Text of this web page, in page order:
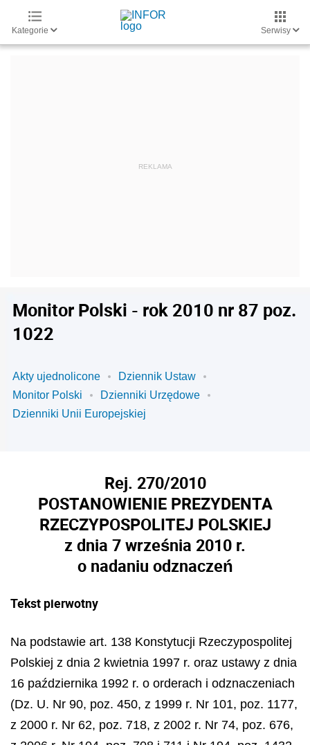
Kategorie Serwisy
Monitor Polski - rok 2010 nr 87 poz.
1022
Akty ujednolicone
Dziennik Ustaw
Monitor Polski
Dzienniki Urzędowe
Dzienniki Unii Europejskiej
Rej. 270/2010
POSTANOWIENIE PREZYDENTA
RZECZYPOSPOLITEJ POLSKIEJ
z dnia 7 września 2010 r.
o nadaniu odznaczeń
Tekst pierwotny
Na podstawie art. 138 Konstytucji Rzeczypospolitej
Polskiej z dnia 2 kwietnia 1997 r. oraz ustawy z dnia
16 października 1992 r. o orderach i odznaczeniach
(Dz. U. Nr 90, poz. 450, z 1999 r. Nr 101, poz. 1177,
z 2000 r. Nr 62, poz. 718, z 2002 r. Nr 74, poz. 676,